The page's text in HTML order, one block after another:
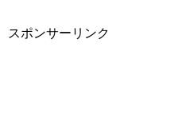
スポンサーリンク